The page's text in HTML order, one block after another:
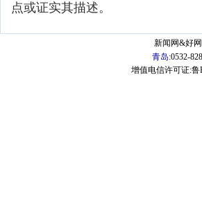
点或证实其描述。